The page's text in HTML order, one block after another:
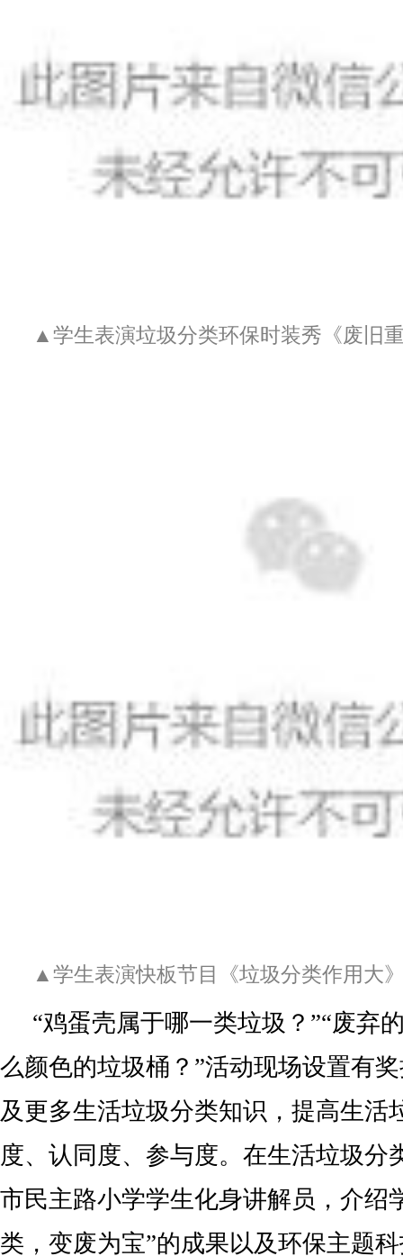
▲学生表演垃圾分类环保时装秀《废旧
▲学生表演快板节目《垃圾分类作用大
“鸡蛋壳属于哪一类垃圾？”“废弃
么颜色的垃圾桶？”活动现场设置有
及更多生活垃圾分类知识，提高生活
度、认同度、参与度。在生活垃圾分
市民主路小学学生化身讲解员，介绍
类，变废为宝”的成果以及环保主题